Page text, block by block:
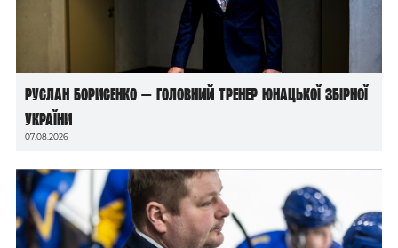
Руслан Борисенко — головний тренер юнацької збірної
України
07.08.2026